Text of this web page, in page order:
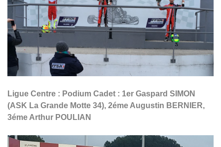
Ligue Centre : Podium Cadet : 1er Gaspard SIMON
(ASK La Grande Motte 34), 2éme Augustin BERNIER,
3éme Arthur POULIAN